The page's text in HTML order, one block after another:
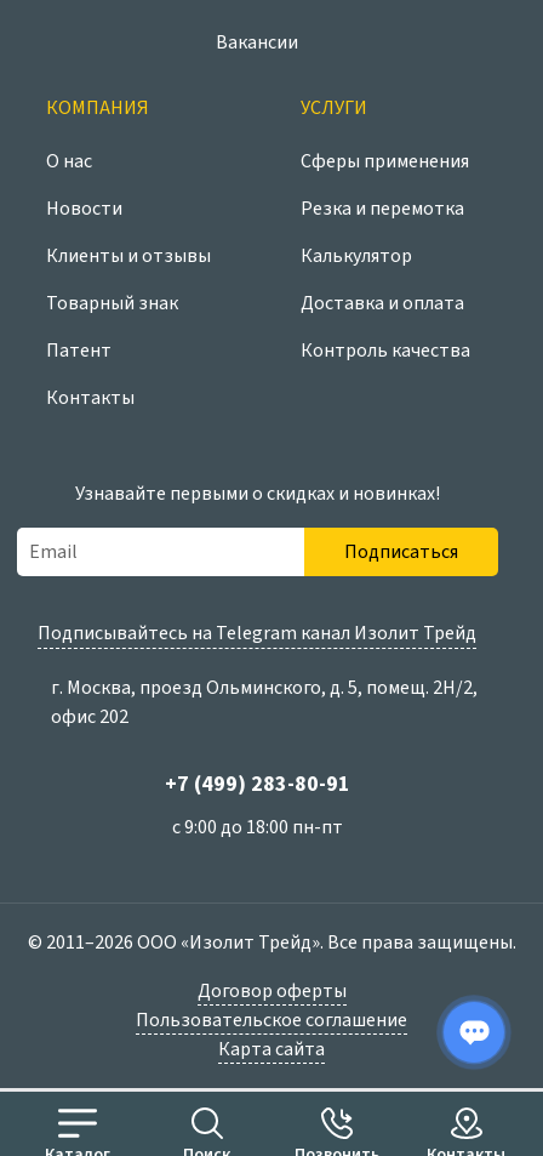
Вакансии
КОМПАНИЯ
О нас
Новости
Клиенты и отзывы
Товарный знак
Патент
Контакты
УСЛУГИ
Сферы применения
Резка и перемотка
Калькулятор
Доставка и оплата
Контроль качества
Узнавайте первыми о скидках и новинках!
Подписаться
Подписывайтесь на Telegram канал Изолит Трейд
г. Москва, проезд Ольминского, д. 5, помещ. 2Н/2,
офис 202
+7 (499) 283-80-91
с 9:00 до 18:00 пн-пт
© 2011–2026 ООО «Изолит Трейд». Все права защищены.
Договор оферты
Пользовательское соглашение
Карта сайта